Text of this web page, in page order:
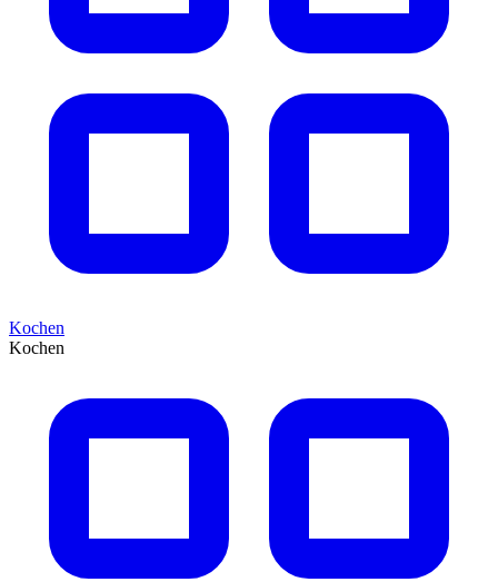
Kochen
Kochen